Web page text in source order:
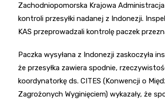
Zachodniopomorska Krajowa
kontroli przesyłki nadanej z Indonezji.
KAS przeprowadzali kontrolę paczek
Paczka wysyłana z Indonezji zaskoczyła
że przesyłka zawiera spodnie,
koordynatorkę ds. CITES (Konwencji o
Zagrożonych Wyginięciem) wykazały, że